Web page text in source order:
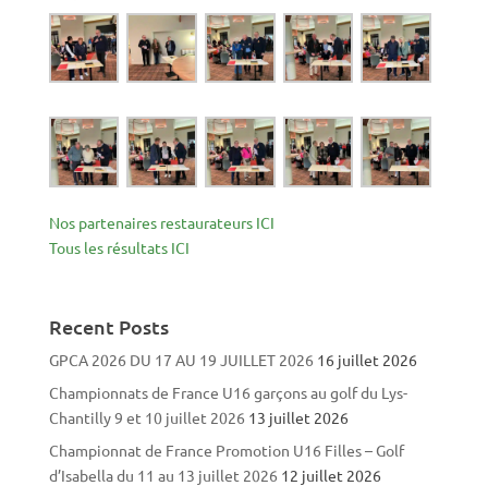
Nos partenaires restaurateurs ICI
Tous les résultats ICI
Recent Posts
GPCA 2026 DU 17 AU 19 JUILLET 2026 16 juillet 2026
Championnats de France U16 garçons au golf du Lys-
Chantilly 9 et 10 juillet 2026 13 juillet 2026
Championnat de France Promotion U16 Filles – Golf
d’Isabella du 11 au 13 juillet 2026 12 juillet 2026